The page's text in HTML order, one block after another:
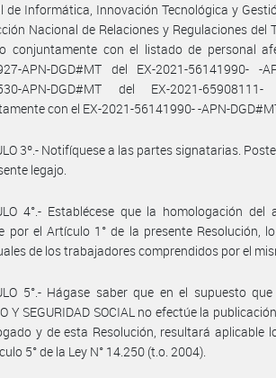
de Informática, Innovación Tecnológica y
Nacional de Relaciones y Regulaciones del
conjuntamente con el listado de personal
APN-DGD#MT del EX-2021-56141990- -
APN-DGD#MT del EX-2021-
con el EX-2021-56141990- -APN-
3º.- Notifíquese a las partes signatarias.
legajo.
4°.- Establécese que la homologación
por el Artículo 1° de la presente Resolución,
de los trabajadores comprendidos por el
5°.- Hágase saber que en el supuesto que
Y SEGURIDAD SOCIAL no efectúe la
y de esta Resolución, resultará aplicable
5° de la Ley N° 14.250 (t.o. 2004).